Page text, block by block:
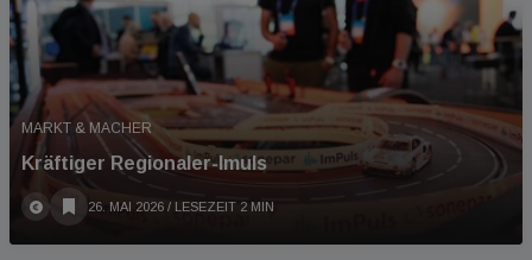
MARKT & MACHER
Kräftiger Regionaler-Imuls
26. MAI 2026 / LESEZEIT 2 MIN